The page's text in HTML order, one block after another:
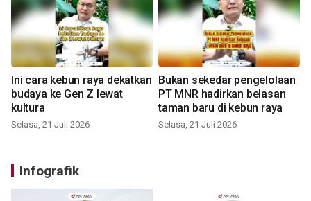
Ini cara kebun raya dekatkan
budaya ke Gen Z lewat
kultura
Selasa, 21 Juli 2026
Bukan sekedar pengelolaan
PT MNR hadirkan belasan
taman baru di kebun raya
Selasa, 21 Juli 2026
Infografik